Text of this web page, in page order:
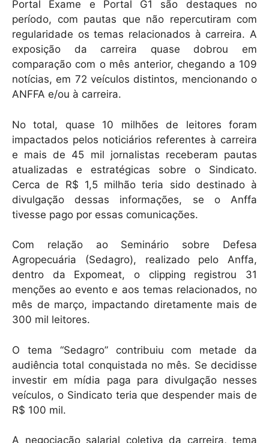
Portal Exame e Portal G1 são destaques no
período, com pautas que não repercutiram com
regularidade os temas relacionados à carreira. A
exposição da carreira quase dobrou em
comparação com o mês anterior, chegando a 109
notícias, em 72 veículos distintos, mencionando o
ANFFA e/ou à carreira.
No total, quase 10 milhões de leitores foram
impactados pelos noticiários referentes à carreira
e mais de 45 mil jornalistas receberam pautas
atualizadas e estratégicas sobre o Sindicato.
Cerca de R$ 1,5 milhão teria sido destinado à
divulgação dessas informações, se o Anffa
tivesse pago por essas comunicações.
Com relação ao Seminário sobre Defesa
Agropecuária (Sedagro), realizado pelo Anffa,
dentro da Expomeat, o clipping registrou 31
menções ao evento e aos temas relacionados, no
mês de março, impactando diretamente mais de
300 mil leitores.
O tema “Sedagro” contribuiu com metade da
audiência total conquistada no mês. Se decidisse
investir em mídia paga para divulgação nesses
veículos, o Sindicato teria que despender mais de
R$ 100 mil.
A negociação salarial coletiva da carreira, tema